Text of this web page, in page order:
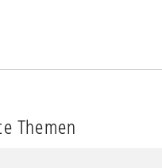
E-Mail weiterempfehlen
auf Facebook
Themen